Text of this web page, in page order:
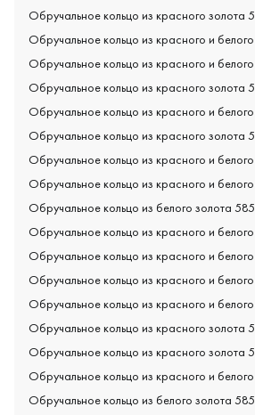
Обручальное кольцо из красного золота
Обручальное кольцо из красного и
Обручальное кольцо из красного и
Обручальное кольцо из красного золота
Обручальное кольцо из красного и
Обручальное кольцо из красного золота
Обручальное кольцо из красного и
Обручальное кольцо из красного и
Обручальное кольцо из белого золота
Обручальное кольцо из красного и
Обручальное кольцо из красного и
Обручальное кольцо из красного и
Обручальное кольцо из красного и
Обручальное кольцо из красного золота
Обручальное кольцо из красного золота
Обручальное кольцо из красного и
Обручальное кольцо из белого золота